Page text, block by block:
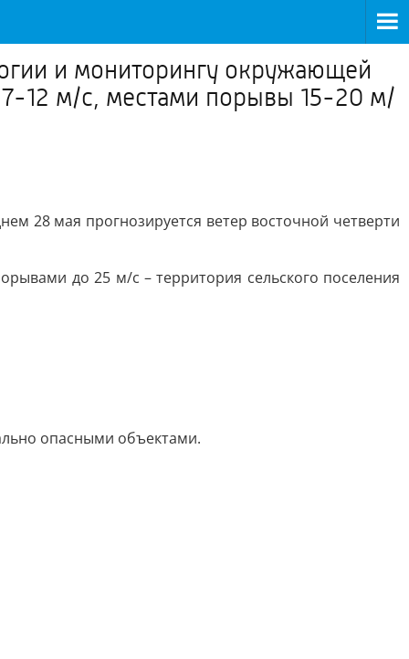
и мониторингу окружающей
7-12 м/с, местами порывы 15-20 м/
28 мая прогнозируется ветер восточной четверти
до 25 м/с – территория сельского поселения
опасными объектами.